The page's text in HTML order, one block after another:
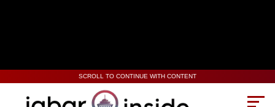
SCROLL TO CONTINUE WITH CONTENT